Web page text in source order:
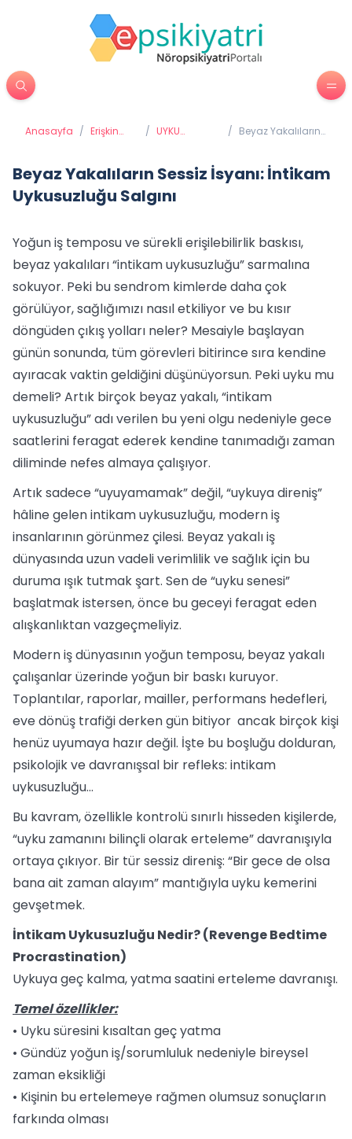
Anasayfa / Erişkin
/ UYKU
/ Beyaz Yakalıların
Uykusuzluğu
Salgını
Beyaz Yakalıların Sessiz İsyanı: İntikam
Uykusuzluğu Salgını
Yoğun iş temposu ve sürekli erişilebilirlik baskısı,
beyaz yakalıları “intikam uykusuzluğu” sarmalına
sokuyor. Peki bu sendrom kimlerde daha çok
görülüyor, sağlığımızı nasıl etkiliyor ve bu kısır
döngüden çıkış yolları neler? Mesaiyle başlayan
günün sonunda, tüm görevleri bitirince sıra kendine
ayıracak vaktin geldiğini düşünüyorsun. Peki uyku mu
demeli? Artık birçok beyaz yakalı, “intikam
uykusuzluğu” adı verilen bu yeni olgu nedeniyle gece
saatlerini feragat ederek kendine tanımadığı zaman
diliminde nefes almaya çalışıyor.
Artık sadece “uyuyamamak” değil, “uykuya direniş”
hâline gelen intikam uykusuzluğu, modern iş
insanlarının görünmez çilesi. Beyaz yakalı iş
dünyasında uzun vadeli verimlilik ve sağlık için bu
duruma ışık tutmak şart. Sen de “uyku senesi”
başlatmak istersen, önce bu geceyi feragat eden
alışkanlıktan vazgeçmeliyiz.
Modern iş dünyasının yoğun temposu, beyaz yakalı
çalışanlar üzerinde yoğun bir baskı kuruyor.
Toplantılar, raporlar, mailler, performans hedefleri,
eve dönüş trafiği derken gün bitiyor ancak birçok kişi
henüz uyumaya hazır değil. İşte bu boşluğu dolduran,
psikolojik ve davranışsal bir refleks: intikam
uykusuzluğu...
Bu kavram, özellikle kontrolü sınırlı hisseden kişilerde,
“uyku zamanını bilinçli olarak erteleme” davranışıyla
ortaya çıkıyor. Bir tür sessiz direniş: “Bir gece de olsa
bana ait zaman alayım” mantığıyla uyku kemerini
gevşetmek.
İntikam Uykusuzluğu Nedir? (Revenge Bedtime
Procrastination)
Uykuya geç kalma, yatma saatini erteleme davranışı.
Temel özellikler:
• Uyku süresini kısaltan geç yatma
• Gündüz yoğun iş/sorumluluk nedeniyle bireysel
zaman eksikliği
• Kişinin bu ertelemeye rağmen olumsuz sonuçların
farkında olması